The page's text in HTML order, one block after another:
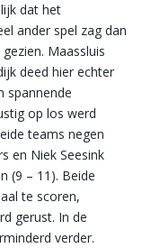
dat het
ander spel zag dan
Maassluis
deed hier echter
spannende
op los werd
teams negen
en Niek Seesink
(9 – 11). Beide
te scoren,
gerust. In de
verder.